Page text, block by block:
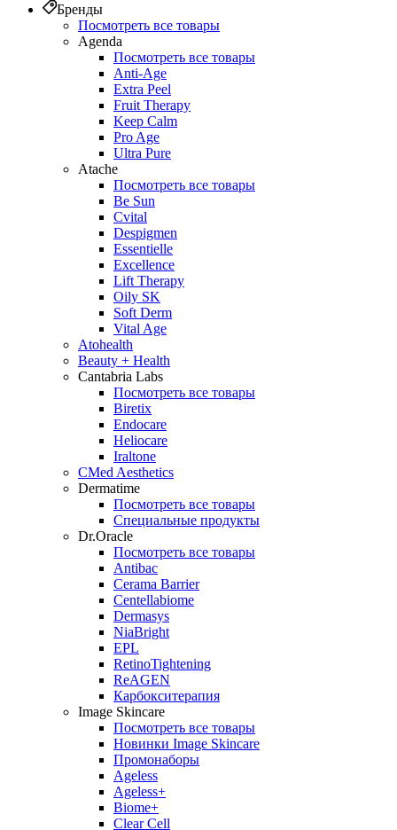
Бренды
Посмотреть все товары
Agenda
Посмотреть все товары
Anti‑Age
Extra Peel
Fruit Therapy
Keep Calm
Pro Age
Ultra Pure
Atache
Посмотреть все товары
Be Sun
Cvital
Despigmen
Essentielle
Excellence
Lift Therapy
Oily SK
Soft Derm
Vital Age
Atohealth
Beauty + Health
Cantabria Labs
Посмотреть все товары
Biretix
Endocare
Heliocare
Iraltone
CMed Aesthetics
Dermatime
Посмотреть все товары
Специальные продукты
Dr.Oracle
Посмотреть все товары
Antibac
Cerama Barrier
Centellabiome
Dermasys
NiaBright
EPL
RetinoTightening
ReAGEN
Карбокситерапия
Image Skincare
Посмотреть все товары
Новинки Image Skincare
Промонаборы
Ageless
Ageless+
Biome+
Clear Cell